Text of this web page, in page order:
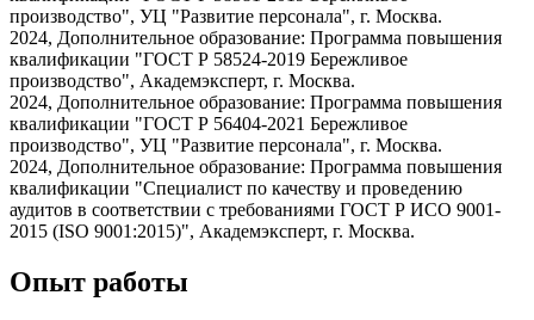
производство", УЦ "Развитие персонала", г. Москва.
2024, Дополнительное образование: Программа повышения
квалификации "ГОСТ Р 58524-2019 Бережливое
производство", Академэксперт, г. Москва.
2024, Дополнительное образование: Программа повышения
квалификации "ГОСТ Р 56404-2021 Бережливое
производство", УЦ "Развитие персонала", г. Москва.
2024, Дополнительное образование: Программа повышения
квалификации "Специалист по качеству и проведению
аудитов в соответствии с требованиями ГОСТ Р ИСО 9001-
2015 (ISO 9001:2015)", Академэксперт, г. Москва.
Опыт работы